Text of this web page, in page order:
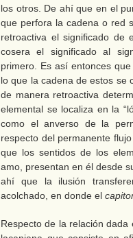
los otros. De ahí que en el
que perfora la cadena o red
retroactiva el significado de
cosera el significado al
primero. Es así entonces
lo que la cadena de estos se
de manera retroactiva
elemental se localiza en la
como el anverso de la
respecto del permanente
que los sentidos de los
amo, presentan en él desde
ahí que la ilusión
acolchado, en donde el
Respecto de la relación